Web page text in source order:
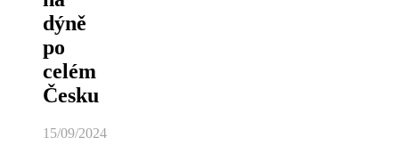
dýně
po
celém
Česku
15/09/2024